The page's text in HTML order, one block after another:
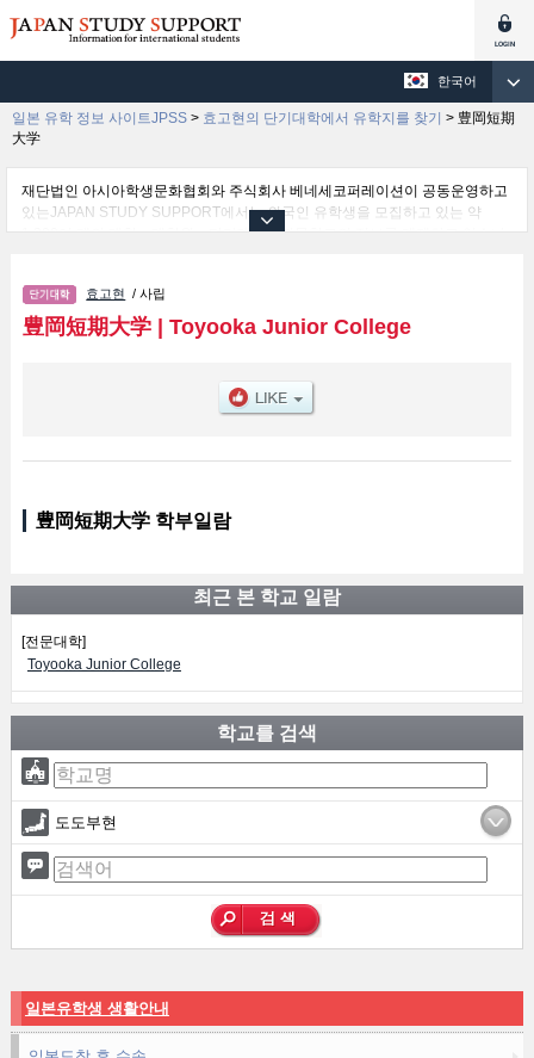
한국어
일본 유학 정보 사이트JPSS > 효고현의 단기대학에서 유학지를 찾기 > 豊岡短期
大学
재단법인 아시아학생문화협회와 주식회사 베네세코퍼레이션이 공동운영하고
있는JAPAN STUDY SUPPORT에서는 외국인 유학생을 모집하고 있는 약
1,300여 개의 대학・대학원・단기대학・전문학교의 정보를 게재하고 있습니
보, 모집정원과 합격자수 등의 입시정보, 시설안내, 교통정보 등 외국인 유학생
에게 유익하고 필요한 정보를 게재하고 있으므로 많이 이용해 주시기 바랍니
다.
효고현 / 사립
豊岡短期大学| Toyooka Junior College
豊岡短期大学 학부일람
최근 본 학교 일람
[전문대학]
Toyooka Junior College
학교를 검색
도도부현
일본유학생 생활안내